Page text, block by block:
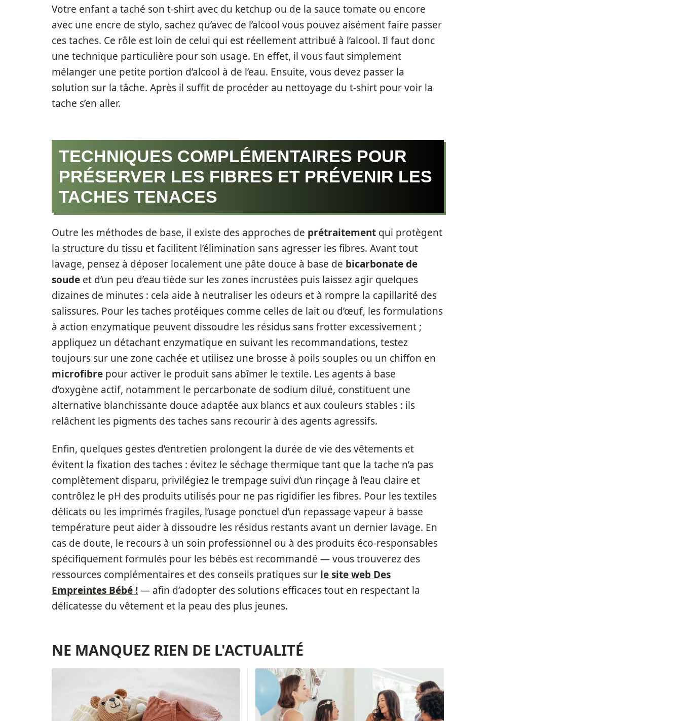
Votre enfant a taché son t-shirt avec du ketchup ou de la sauce tomate ou encore
avec une encre de stylo, sachez qu’avec de l’alcool vous pouvez aisément faire passer
ces taches. Ce rôle est loin de celui qui est réellement attribué à l’alcool. Il faut donc
une technique particulière pour son usage. En effet, il vous faut simplement
mélanger une petite portion d’alcool à de l’eau. Ensuite, vous devez passer la
solution sur la tâche. Après il suffit de procéder au nettoyage du t-shirt pour voir la
tache s’en aller.
TECHNIQUES COMPLÉMENTAIRES POUR
PRÉSERVER LES FIBRES ET PRÉVENIR LES
TACHES TENACES
Outre les méthodes de base, il existe des approches de prétraitement qui protègent
la structure du tissu et facilitent l’élimination sans agresser les fibres. Avant tout
lavage, pensez à déposer localement une pâte douce à base de bicarbonate de
soude et d’un peu d’eau tiède sur les zones incrustées puis laissez agir quelques
dizaines de minutes : cela aide à neutraliser les odeurs et à rompre la capillarité des
salissures. Pour les taches protéiques comme celles de lait ou d’œuf, les formulations
à action enzymatique peuvent dissoudre les résidus sans frotter excessivement ;
appliquez un détachant enzymatique en suivant les recommandations, testez
toujours sur une zone cachée et utilisez une brosse à poils souples ou un chiffon en
microfibre pour activer le produit sans abîmer le textile. Les agents à base
d’oxygène actif, notamment le percarbonate de sodium dilué, constituent une
alternative blanchissante douce adaptée aux blancs et aux couleurs stables : ils
relâchent les pigments des taches sans recourir à des agents agressifs.
Enfin, quelques gestes d’entretien prolongent la durée de vie des vêtements et
évitent la fixation des taches : évitez le séchage thermique tant que la tache n’a pas
complètement disparu, privilégiez le trempage suivi d’un rinçage à l’eau claire et
contrôlez le pH des produits utilisés pour ne pas rigidifier les fibres. Pour les textiles
délicats ou les imprimés fragiles, l’usage ponctuel d’un repassage vapeur à basse
température peut aider à dissoudre les résidus restants avant un dernier lavage. En
cas de doute, le recours à un soin professionnel ou à des produits éco-responsables
spécifiquement formulés pour les bébés est recommandé — vous trouverez des
ressources complémentaires et des conseils pratiques sur le site web Des
Empreintes Bébé !— afin d’adopter des solutions efficaces tout en respectant la
délicatesse du vêtement et la peau des plus jeunes.
NE MANQUEZ RIEN DE L'ACTUALITÉ